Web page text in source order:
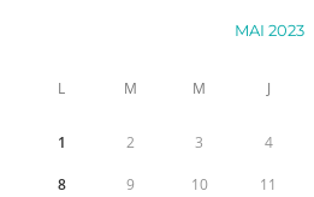
MAI 2023
L M M J
1 2 3 4
8 9 10 11